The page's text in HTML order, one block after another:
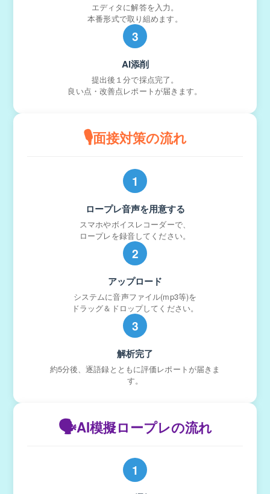
エディタに解答を入力。
本番形式で取り組めます。
3
AI添削
提出後１分で採点完了。
良い点・改善点レポートが届きます。
🎙️面接対策の流れ
1
ロープレ音声を用意する
スマホやボイスレコーダーで、
ロープレを録音してください。
2
アップロード
システムに音声ファイル(mp3等)を
ドラッグ＆ドロップしてください。
3
解析完了
約5分後、逐語録とともに評価レポートが届きま
す。
🗣️AI模擬ロープレの流れ
1